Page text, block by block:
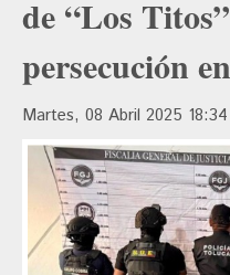
de “Los
persecución
Martes, 08 Abril 2025 18:34